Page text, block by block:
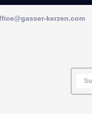
kerzen.com